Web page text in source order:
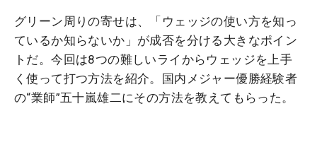
グリーン周りの寄せは、「ウェッジの使い方を知っ
ているか知らないか」が成否を分ける大きなポイン
トだ。今回は8つの難しいライからウェッジを上手
く使って打つ方法を紹介。国内メジャー優勝経験者
の“業師”五十嵐雄二にその方法を教えてもらった。